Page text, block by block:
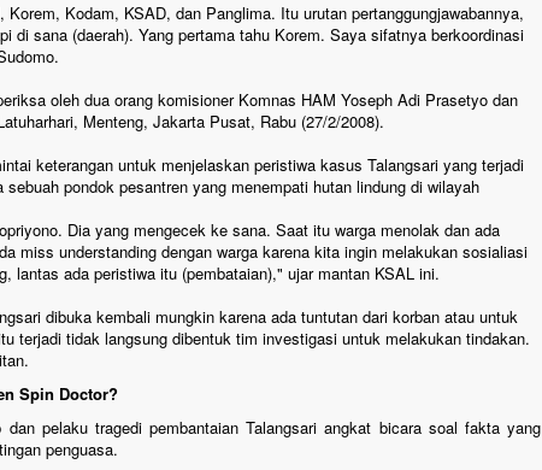
Korem, Kodam, KSAD, dan Panglima. Itu urutan pertanggungjawabannya,
di sana (daerah). Yang pertama tahu Korem. Saya sifatnya berkoordinasi
oleh dua orang komisioner Komnas HAM Yoseph Adi Prasetyo dan
Menteng, Jakarta Pusat, Rabu (27/2/2008).
keterangan untuk menjelaskan peristiwa kasus Talangsari yang terjadi
pondok pesantren yang menempati hutan lindung di wilayah
Dia yang mengecek ke sana. Saat itu warga menolak dan ada
miss understanding dengan warga karena kita ingin melakukan sosialiasi
lantas ada peristiwa itu (pembataian)," ujar mantan KSAL ini.
dibuka kembali mungkin karena ada tuntutan dari korban atau untuk
terjadi tidak langsung dibentuk tim investigasi untuk melakukan tindakan.
Spin Doctor?
pelaku tragedi pembantaian Talangsari angkat bicara soal fakta yang
penguasa.